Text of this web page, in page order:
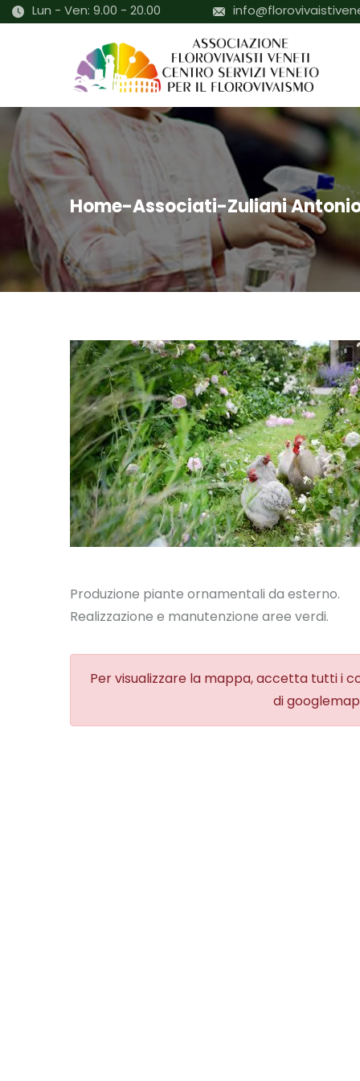
Lun - Ven: 9.00 - 20.00
Home-Associati-Zuliani
Produzione piante ornamentali da esterno.
Realizzazione e manutenzione aree verdi.
Per visualizzare la mappa, accetta tutti i
di